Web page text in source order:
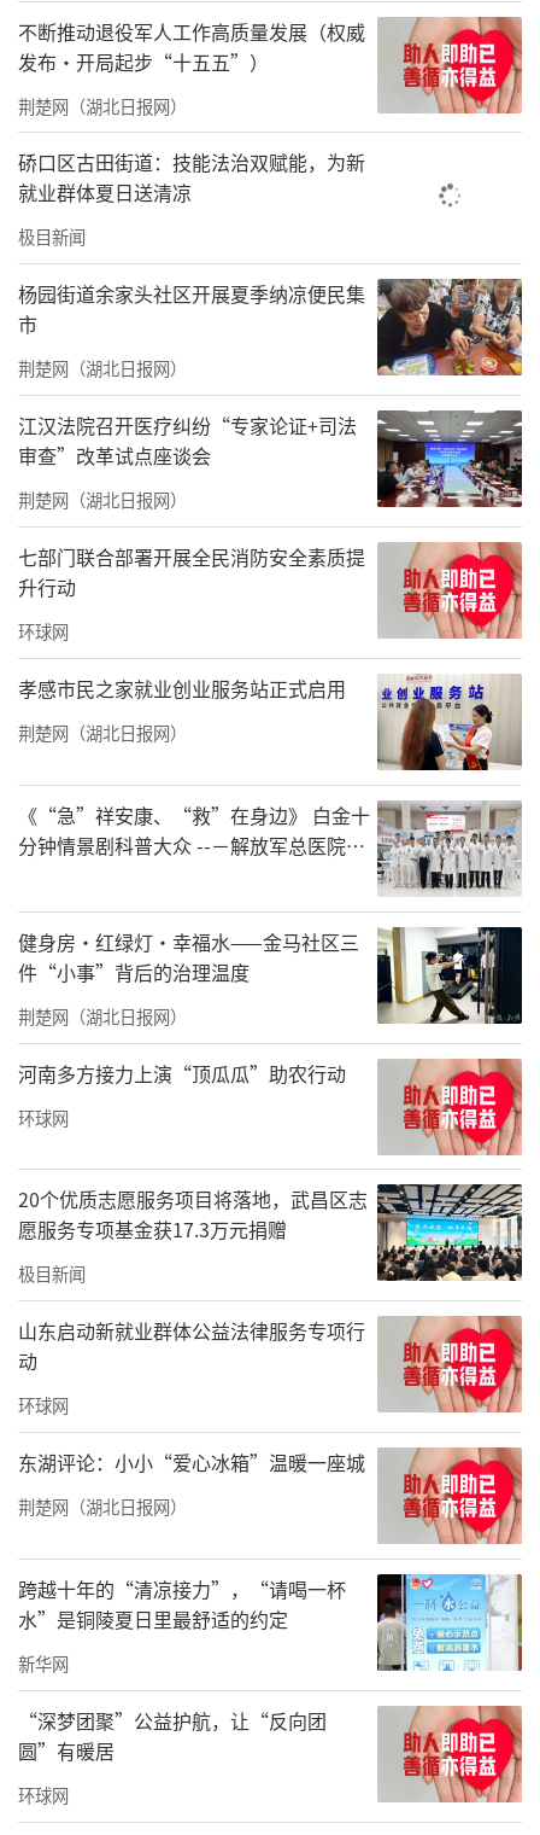
优秀教师278人，资助经济困难的基层中小学教
师120人。同时，4年来，公益基金累计奖励优
秀且经济困难的大学新生400人。涉及国内143
所高校，很多都是985、211院校，其中清华大
学7人、北京大学11人、武汉大学40人、华中科
技大学22人。
湖北建行张富清尊师重教公益基金向黄冈一所
小学捐赠爱心物资
极目新闻记者了解到，在连续4年实施“双
百”捐赠项目实施中，建行从省教育厅了解到
省内一些乡村基层学校急需教学和教师周转房
中的生活物资，一时又难以从其他渠道获得资
金支持，建行湖北省分行与湖北省教育基金会
于2023-2024年，连续2年实施了乡村基层学校
急难愁盼物资捐赠项目，为恩施土家族苗族自
治州来凤县大河镇中心小学等湖北省58所中小
学捐赠包括钢琴、空调、打印机、厨房设备等
在内的593件教学和生活设备，价值195万元。
由建行和湖北省教育基金会共同审核物资需
求，经公开招标或经审核认可的购买渠道购
买，经受赠学校验收合格后签收，改善了部分
乡村学校教师居住的周转房和教学、生活物资
匮乏等困难。
黄石大冶一位老师用建行湖北省分行捐赠的钢
琴，给当地音乐教师做培训。
不断推动退役军人工作高质量发展（权威
发布·开局起步“十五五”）
荆楚网（湖北日报网）
硚口区古田街道：技能法治双赋能，为新
就业群体夏日送清凉
极目新闻
杨园街道余家头社区开展夏季纳凉便民集
市
荆楚网（湖北日报网）
江汉法院召开医疗纠纷“专家论证+司法
审查”改革试点座谈会
荆楚网（湖北日报网）
七部门联合部署开展全民消防安全素质提
升行动
环球网
孝感市民之家就业创业服务站正式启用
荆楚网（湖北日报网）
《“急”祥安康、“救”在身边》 白金十
分钟情景剧科普大众 --－解放军总医院首
浸义诊活动
健身房·红绿灯·幸福水——金马社区三
件“小事”背后的治理温度
荆楚网（湖北日报网）
河南多方接力上演“顶瓜瓜”助农行动
环球网
20个优质志愿服务项目将落地，武昌区志
愿服务专项基金获17.3万元捐赠
极目新闻
山东启动新就业群体公益法律服务专项行
动
环球网
东湖评论：小小“爱心冰箱”温暖一座城
荆楚网（湖北日报网）
跨越十年的“清凉接力”，“请喝一杯
水”是铜陵夏日里最舒适的约定
新华网
“深梦团聚”公益护航，让“反向团
圆”有暖居
环球网